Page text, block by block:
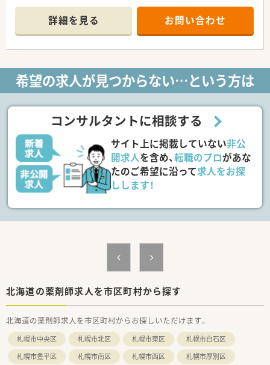
発展を支えています。
■食品の試験・分析をはじめ外食店の衛生調査、食品工場におけ
る監査業務、食品衛生に係るセミナー・コンサルティングなど幅
広い業務を手掛けています。
＜こんな環境です＞
■試験業務といっても1人でコツコツと作業しているわけではな
く、一つの検体に対して複数のメンバーが関わり、チームプレー
です。
■総合職は全国への異動の可能性もあります。全国への異動が
ない地域限定職社員の募集もございます。
詳細を見る お問い合わせ
希望の求人が見つからない…という方は
コンサルタントに相談する
サイト上に掲載していない非公
開求人を含め、転職のプロがあな
たのご希望に沿って求人をお探
しします！
北海道の薬剤師求人を市区町村から探す
北海道の薬剤師求人を市区町村からお探しいただけます。
札幌市中央区 札幌市北区 札幌市東区
札幌市白石区
札幌市豊平区
札幌市南区 札幌市西区
札幌市厚別区